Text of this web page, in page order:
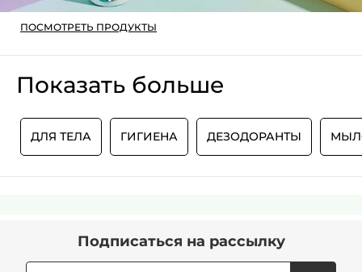
ПОСМОТРЕТЬ ПРОДУКТЫ
Показать больше
ДЛЯ ТЕЛА ГИГИЕНА ДЕЗОДОРАНТЫ
Подписаться на рассылку